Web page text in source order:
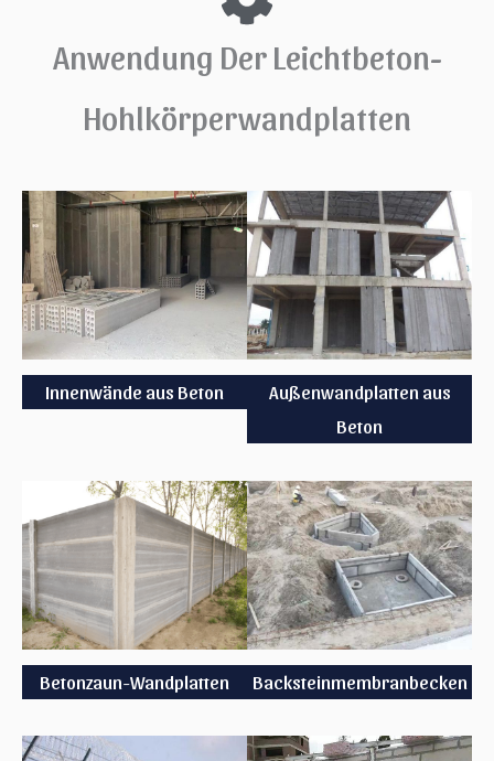
Anwendung Der Leichtbeton-
Hohlkörperwandplatten
Innenwände aus Beton
Außenwandplatten aus
Beton
Betonzaun-Wandplatten Backsteinmembranbecken